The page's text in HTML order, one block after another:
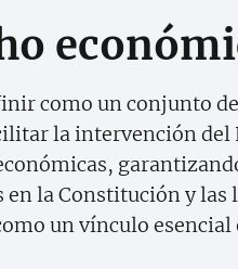
como un conjunto de
la intervención del
la Constitución y las
un vínculo esencial